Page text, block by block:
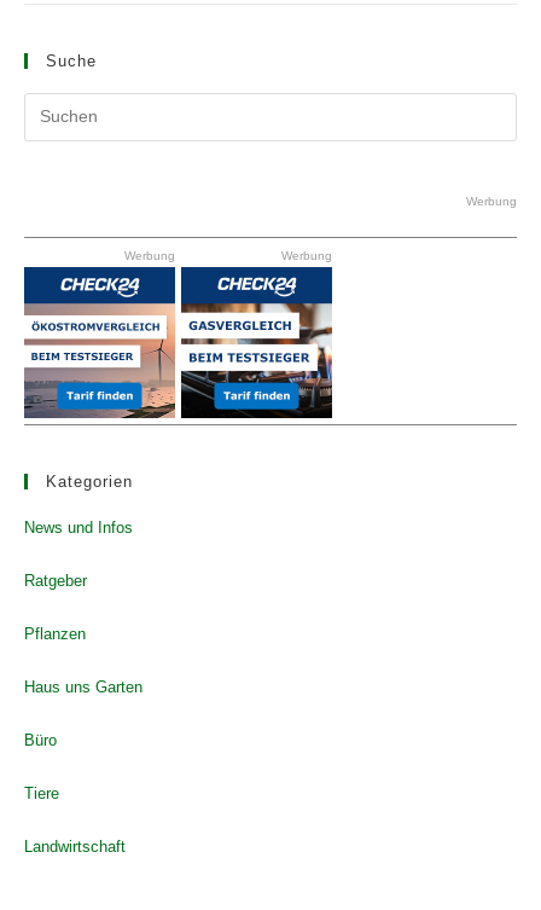
Suche
the
Werbung
Werbung Werbung
Kategorien
News und Infos
Ratgeber
Pflanzen
Haus uns Garten
Büro
Tiere
Landwirtschaft